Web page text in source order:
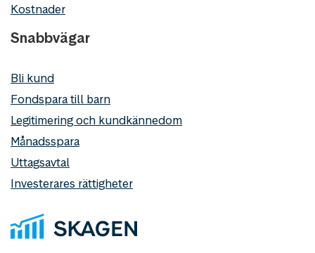
Kostnader
Snabbvägar
Bli kund
Fondspara till barn
Legitimering och kundkännedom
Månadsspara
Uttagsavtal
Investerares rättigheter